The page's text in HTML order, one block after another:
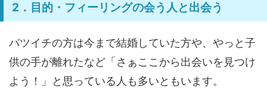
2．目的・フィーリングの会う人と出会う
バツイチの方は今まで結婚していた方や、やっと子
供の手が離れたなど「さぁここから出会いを見つけ
よう！」と思っている人も多いともいます。